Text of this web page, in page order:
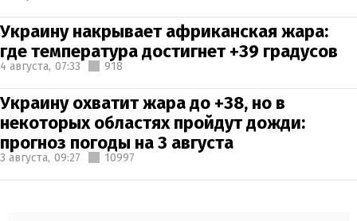
Украину накрывает африканская жара:
где температура достигнет +39 градусов
4 августа, 07:33 918
Украину охватит жара до +38, но в
некоторых областях пройдут дожди:
прогноз погоды на 3 августа
3 августа, 09:27 10997